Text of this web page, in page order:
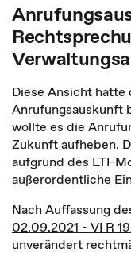
Diese Ansicht hatte
Anrufungsauskunft
wollte es die
Zukunft aufheben.
aufgrund des LTI-
außerordentliche
Nach Auffassung
02.09.2021 - VI R
unverändert